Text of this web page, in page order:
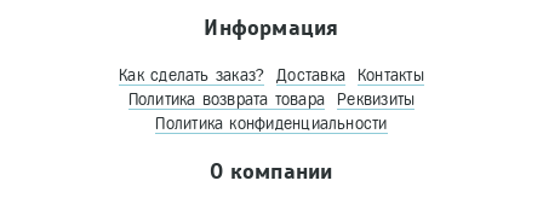
Информация
Как сделать заказ? Доставка
Контакты
Политика возврата товара
Реквизиты
Политика конфиденциальности
О компании